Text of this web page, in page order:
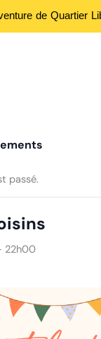
passé.
22h00